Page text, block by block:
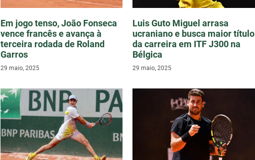
Em jogo tenso, João Fonseca
vence francês e avança à
terceira rodada de Roland
Garros
29 maio, 2025
Luis Guto Miguel arrasa
ucraniano e busca maior título
da carreira em ITF J300 na
Bélgica
29 maio, 2025